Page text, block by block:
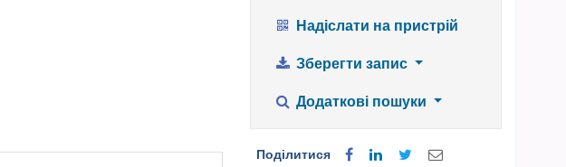
Надіслати на пристрій
Зберегти запис
Додаткові пошуки
Поділитися